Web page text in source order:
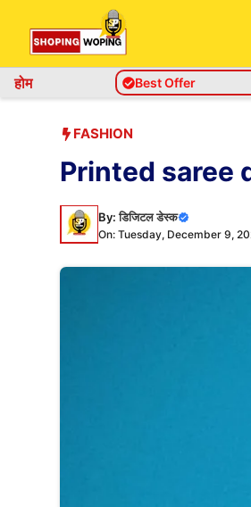
content
होम Best Offer
FASHION
Printed saree
By:डिजिटल डेस्क
On: Tuesday, December 9,